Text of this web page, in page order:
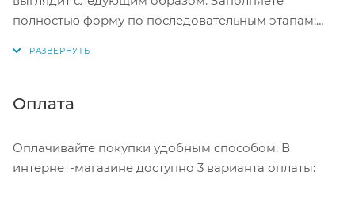
полностью форму по последовательным этапам:
Нажмите кнопку «Оформить заказ».
Оплата
Оплачивайте покупки удобным способом. В
интернет-магазине доступно 3 варианта оплаты: